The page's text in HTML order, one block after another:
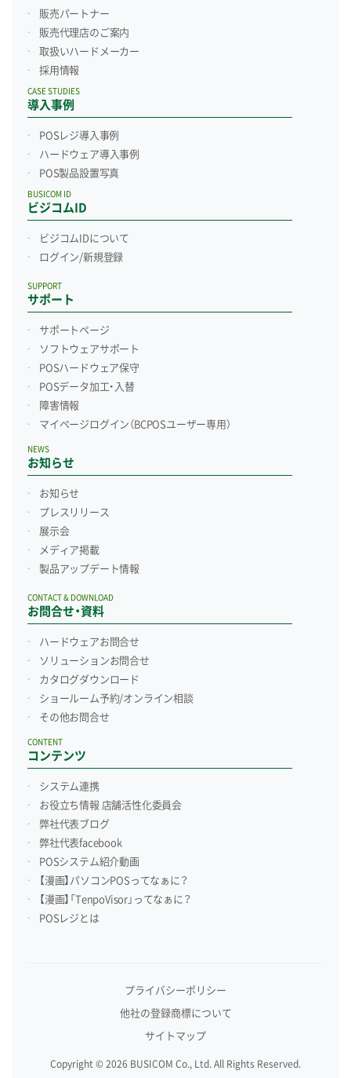
販売パートナー
販売代理店のご案内
取扱いハードメーカー
採用情報
導入事例
CASE STUDIES
POSレジ導入事例
ハードウェア導入事例
POS製品設置写真
ビジコムID
BUSICOM ID
ビジコムIDについて
ログイン/新規登録
サポート
SUPPORT
サポートページ
ソフトウェアサポート
POSハードウェア保守
POSデータ加工・入替
障害情報
マイページログイン （BCPOSユーザー専用）
お知らせ
NEWS
お知らせ
プレスリリース
展示会
メディア掲載
製品アップデート情報
お問合せ・資料
CONTACT & DOWNLOAD
ハードウェアお問合せ
ソリューションお問合せ
カタログダウンロード
ショールーム予約/オンライン相談
その他お問合せ
コンテンツ
CONTENT
システム連携
お役立ち情報 店舗活性化委員会
弊社代表ブログ
弊社代表facebook
POSシステム紹介動画
【漫画】パソコンPOSってなぁに？
【漫画】「TenpoVisor」ってなぁに？
POSレジとは
プライバシーポリシー
他社の登録商標について
サイトマップ
Copyright © 2026 BUSICOM Co., Ltd. All Rights Reserved.